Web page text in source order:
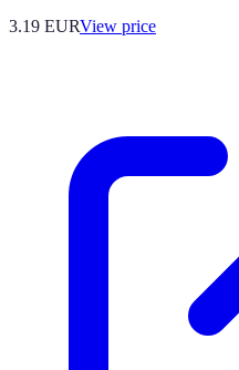
3.19 EURView price